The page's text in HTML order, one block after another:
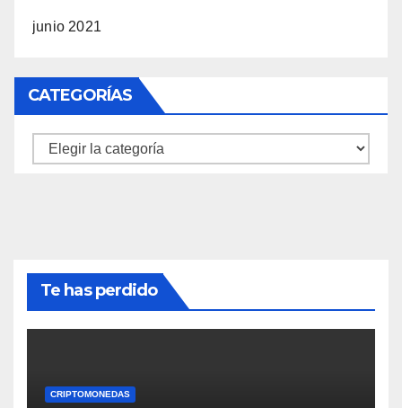
junio 2021
CATEGORÍAS
Categorías
Te has perdido
CRIPTOMONEDAS